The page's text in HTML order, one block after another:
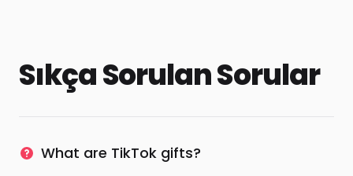
Sıkça Sorulan Sorular
What are TikTok gifts?